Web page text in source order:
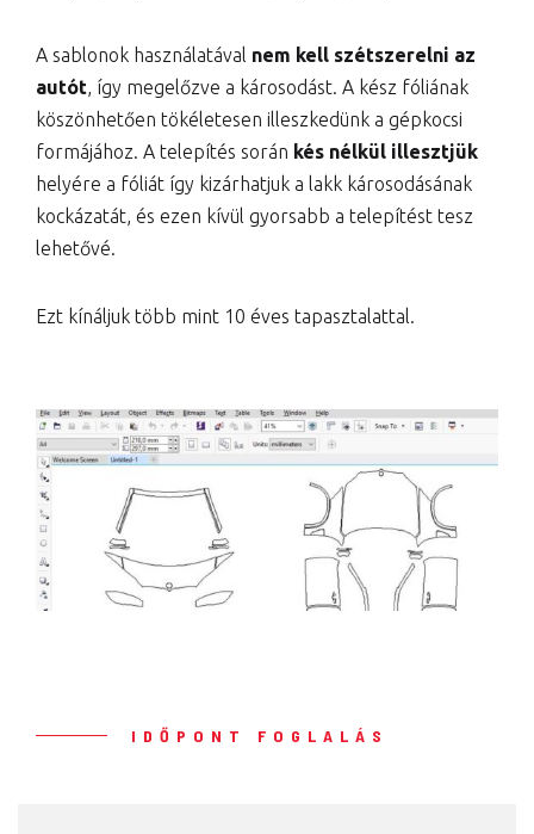
A sablonok használatával nem kell szétszerelni az
autót, így megelőzve a károsodást. A kész fóliának
köszönhetően tökéletesen illeszkedünk a gépkocsi
formájához. A telepítés során kés nélkül illesztjük
helyére a fóliát így kizárhatjuk a lakk károsodásának
kockázatát, és ezen kívül gyorsabb a telepítést tesz
lehetővé.
Ezt kínáljuk több mint 10 éves tapasztalattal.
IDŐPONT FOGLALÁS